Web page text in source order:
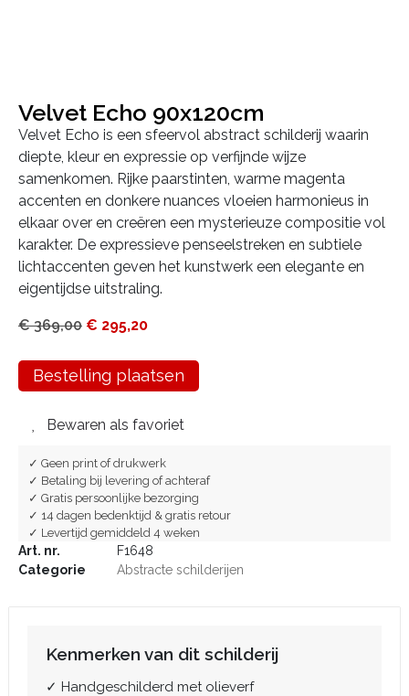
Velvet Echo 90x120cm
Velvet Echo is een sfeervol abstract schilderij waarin
diepte, kleur en expressie op verfijnde wijze
samenkomen. Rijke paarstinten, warme magenta
accenten en donkere nuances vloeien harmonieus in
elkaar over en creëren een mysterieuze compositie vol
karakter. De expressieve penseelstreken en subtiele
lichtaccenten geven het kunstwerk een elegante en
eigentijdse uitstraling.
€369,00 € 295,20
Bestelling plaatsen
Bewaren als favoriet
✓ Geen print of drukwerk
✓ Betaling bij levering of achteraf
✓ Gratis persoonlijke bezorging
✓ 14 dagen bedenktijd & gratis retour
✓ Levertijd gemiddeld 4 weken
Art. nr.
F1648
Categorie
Abstracte schilderijen
Kenmerken van dit schilderij
✓ Handgeschilderd met olieverf